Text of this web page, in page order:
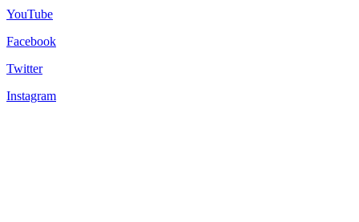
YouTube
Facebook
Twitter
Instagram